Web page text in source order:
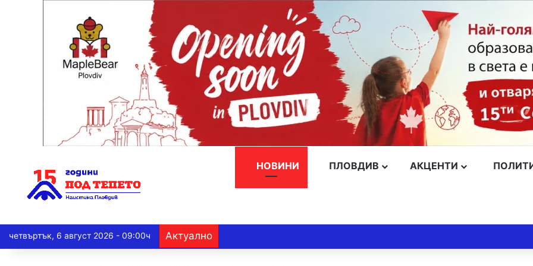
НОВИНИ ПЛОВДИВ АКЦЕНТИ
четвъртък, 6 август 2026 - 09:00ч Актуално